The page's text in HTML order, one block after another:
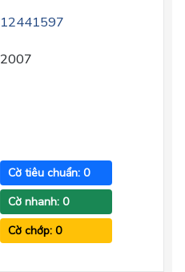
12441597
2007
Cờ tiêu chuẩn: 0
Cờ nhanh: 0
Cờ chớp: 0